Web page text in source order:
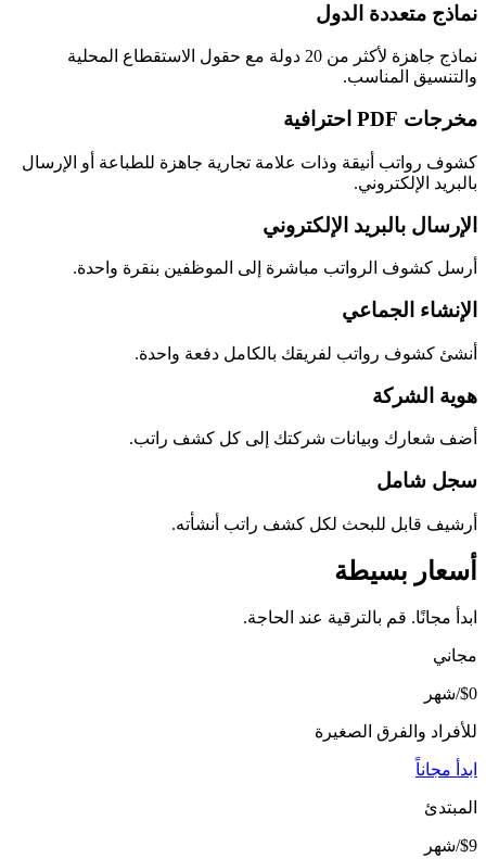
نماذج متعددة الدول
نماذج جاهزة لأكثر من 20 دولة مع حقول الاستقطاع المحلية
والتنسيق المناسب.
مخرجات PDF احترافية
كشوف رواتب أنيقة وذات علامة تجارية جاهزة للطباعة أو الإرسال
بالبريد الإلكتروني.
الإرسال بالبريد الإلكتروني
أرسل كشوف الرواتب مباشرة إلى الموظفين بنقرة واحدة.
الإنشاء الجماعي
أنشئ كشوف رواتب لفريقك بالكامل دفعة واحدة.
هوية الشركة
أضف شعارك وبيانات شركتك إلى كل كشف راتب.
سجل شامل
أرشيف قابل للبحث لكل كشف راتب أنشأته.
أسعار بسيطة
ابدأ مجانًا. قم بالترقية عند الحاجة.
مجاني
$0/شهر
للأفراد والفرق الصغيرة
ابدأ مجاناً
المبتدئ
$9/شهر